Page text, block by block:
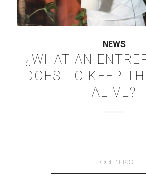
NEWS
¿WHAT AN
DOES TO KEEP
ALIVE?
Leer más